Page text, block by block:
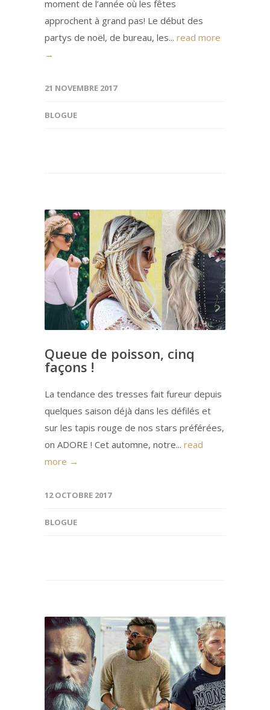
moment de l’année où les fêtes
approchent à grand pas! Le début des
partys de noël, de bureau, les... read more
→
21 NOVEMBRE 2017
BLOGUE
Queue de poisson, cinq
façons !
La tendance des tresses fait fureur depuis
quelques saison déjà dans les défilés et
sur les tapis rouge de nos stars préférées,
on ADORE ! Cet automne, notre... read
more →
12 OCTOBRE 2017
BLOGUE